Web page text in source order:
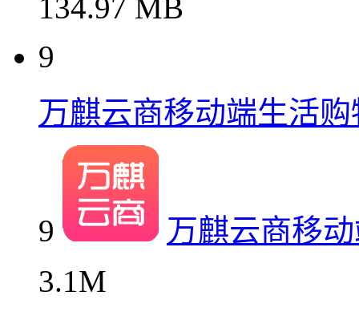
134.97 MB
9
万麒云商移动端生活
9
万麒云商移
3.1M